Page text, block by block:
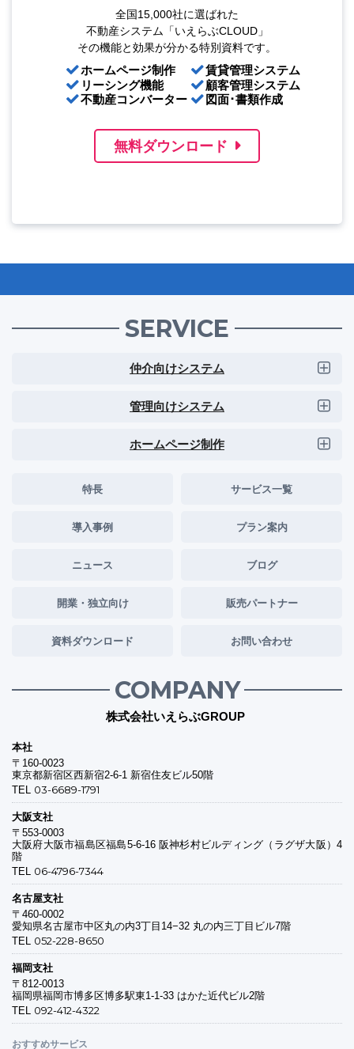
全国15,000社に選ばれた
不動産システム「いえらぶCLOUD」
その機能と効果が分かる特別資料です。
ホームページ制作
リーシング機能
不動産コンバーター
賃貸管理システム
顧客管理システム
図面･書類作成
無料ダウンロード
SERVICE
仲介向けシステム
管理向けシステム
ホームページ制作
特長 サービス一覧
導入事例 プラン案内
ニュース ブログ
開業・独立向け 販売パートナー
資料ダウンロード お問い合わせ
COMPANY
株式会社いえらぶGROUP
本社
〒160-0023
東京都新宿区西新宿2-6-1 新宿住友ビル50階
TEL 03-6689-1791
大阪支社
〒553-0003
大阪府大阪市福島区福島5-6-16 阪神杉村ビルディング（ラグザ大阪）4
階
TEL 06-4796-7344
名古屋支社
〒460-0002
愛知県名古屋市中区丸の内3丁目14−32 丸の内三丁目ビル7階
TEL 052-228-8650
福岡支社
〒812-0013
福岡県福岡市博多区博多駅東1-1-33 はかた近代ビル2階
TEL 092-412-4322
おすすめサービス